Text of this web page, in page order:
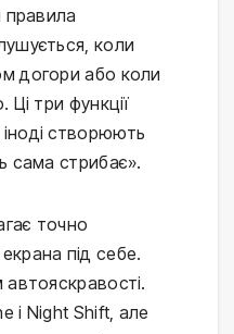
правила
коли
догори або коли
три функції
створюють
сама стрибає».
точно
під себе.
і Night Shift, але